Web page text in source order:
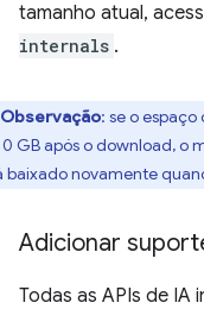
tamanho atual,
internals .
Observação: se o
GB após o download, o
baixado novamente
Adicionar
Todas as APIs de IA